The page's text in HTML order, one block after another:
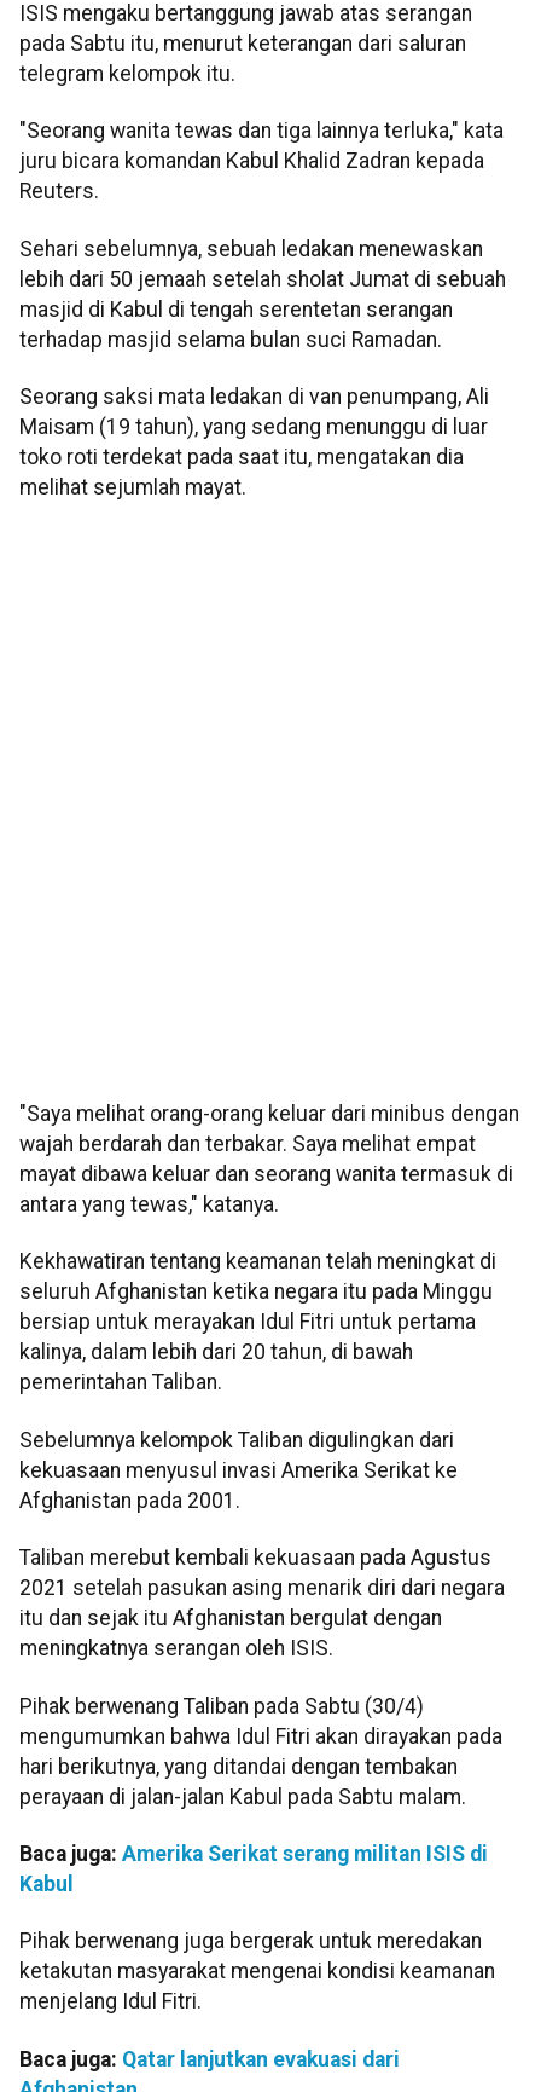
ISIS mengaku bertanggung jawab atas serangan
pada Sabtu itu, menurut keterangan dari saluran
telegram kelompok itu.
"Seorang wanita tewas dan tiga lainnya terluka," kata
juru bicara komandan Kabul Khalid Zadran kepada
Reuters.
Sehari sebelumnya, sebuah ledakan menewaskan
lebih dari 50 jemaah setelah sholat Jumat di sebuah
masjid di Kabul di tengah serentetan serangan
terhadap masjid selama bulan suci Ramadan.
Seorang saksi mata ledakan di van penumpang, Ali
Maisam (19 tahun), yang sedang menunggu di luar
toko roti terdekat pada saat itu, mengatakan dia
melihat sejumlah mayat.
"Saya melihat orang-orang keluar dari minibus dengan
wajah berdarah dan terbakar. Saya melihat empat
mayat dibawa keluar dan seorang wanita termasuk di
antara yang tewas," katanya.
Kekhawatiran tentang keamanan telah meningkat di
seluruh Afghanistan ketika negara itu pada Minggu
bersiap untuk merayakan Idul Fitri untuk pertama
kalinya, dalam lebih dari 20 tahun, di bawah
pemerintahan Taliban.
Sebelumnya kelompok Taliban digulingkan dari
kekuasaan menyusul invasi Amerika Serikat ke
Afghanistan pada 2001.
Taliban merebut kembali kekuasaan pada Agustus
2021 setelah pasukan asing menarik diri dari negara
itu dan sejak itu Afghanistan bergulat dengan
meningkatnya serangan oleh ISIS.
Pihak berwenang Taliban pada Sabtu (30/4)
mengumumkan bahwa Idul Fitri akan dirayakan pada
hari berikutnya, yang ditandai dengan tembakan
perayaan di jalan-jalan Kabul pada Sabtu malam.
Baca juga: Amerika Serikat serang militan ISIS di
Kabul
Pihak berwenang juga bergerak untuk meredakan
ketakutan masyarakat mengenai kondisi keamanan
menjelang Idul Fitri.
Baca juga: Qatar lanjutkan evakuasi dari